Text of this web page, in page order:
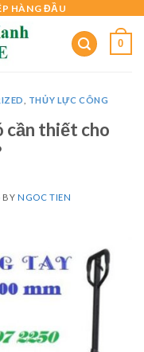
HÀNG ĐẦU
0
THỦY LỰC CÔNG
cần thiết cho
BYNGOC TIEN